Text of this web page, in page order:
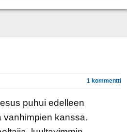
1 kommentti
puhui edelleen
vanhimpien kanssa.